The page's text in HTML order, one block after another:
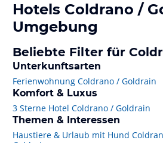
Hotels Coldrano /
Umgebung
Beliebte Filter für
Unterkunftsarten
Ferienwohnung Coldrano / Goldrain
Komfort & Luxus
3 Sterne Hotel Coldrano / Goldrain
Themen & Interessen
Haustiere & Urlaub mit Hund